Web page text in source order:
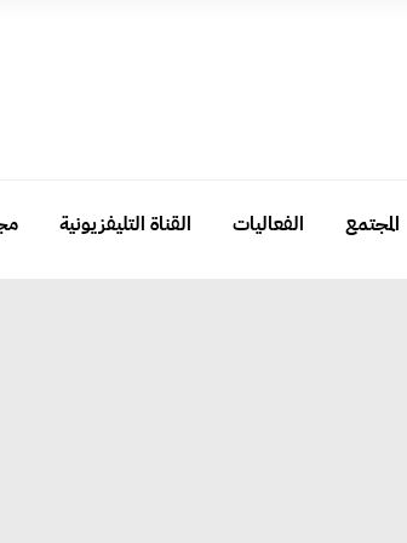
المجتمع الفعاليات القناة التليفزيونية